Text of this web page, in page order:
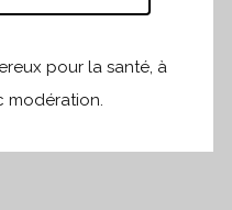
UND
pour la santé, à
modération.